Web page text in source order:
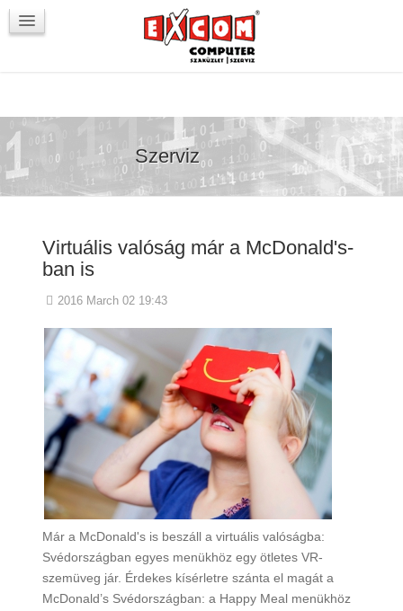
VörösmartyKOCKA
Szerviz
Virtuális valóság már a McDonald's-
ban is
2016 March 02 19:43
Már a McDonald's is beszáll a virtuális valóságba:
Svédországban egyes menükhöz egy ötletes VR-
szemüveg jár. Érdekes kísérletre szánta el magát a
McDonald’s Svédországban: a Happy Meal menükhöz